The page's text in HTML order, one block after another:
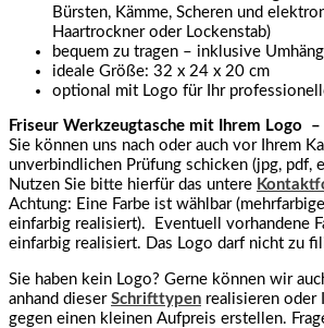
Bürsten, Kämme, Scheren und
Haartrockner oder Lockenstab)
bequem zu tragen – inklusive
ideale Größe: 32 x 24 x 20 cm
optional mit Logo für Ihr
Friseur Werkzeugtasche mit Ihrem Logo –
Sie können uns nach oder auch vor Ihrem
unverbindlichen Prüfung schicken (jpg, pdf,
Nutzen Sie bitte hierfür das untere
Achtung: Eine Farbe ist wählbar
einfarbig realisiert). Eventuell vorhandene
einfarbig realisiert. Das Logo darf nicht zu
Sie haben kein Logo? Gerne können wir
anhand dieser Schrifttypen realisieren oder
gegen einen kleinen Aufpreis erstellen.